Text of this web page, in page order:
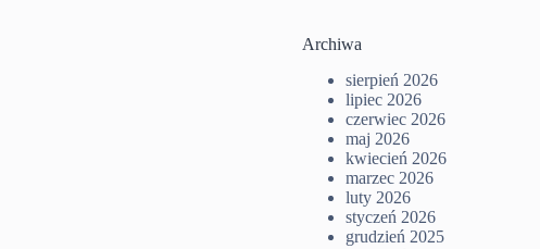
Archiwa
sierpień 2026
lipiec 2026
czerwiec 2026
maj 2026
kwiecień 2026
marzec 2026
luty 2026
styczeń 2026
grudzień 2025